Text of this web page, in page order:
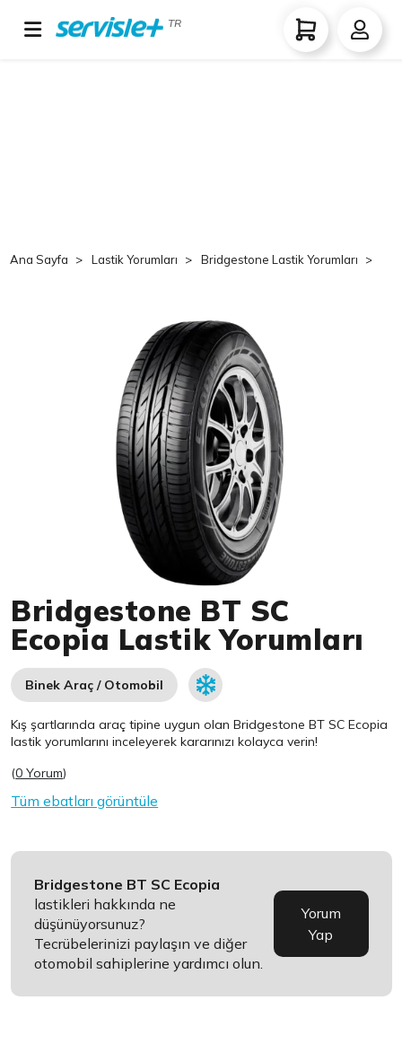
TR
Ana Sayfa Lastik Yorumları Bridgestone Lastik Yorumları
Bridgestone BT SC
Ecopia Lastik Yorumları
Binek Araç / Otomobil
Kış şartlarında araç tipine uygun olanBridgestone BT SC Ecopia
lastik yorumlarını inceleyerek kararınızı kolayca verin!
(0 Yorum)
Tüm ebatları görüntüle
Bridgestone BT SC Ecopia
lastikleri hakkında ne
düşünüyorsunuz?
Tecrübelerinizi paylaşın ve diğer
otomobil sahiplerine yardımcı olun.
Yorum
Yap